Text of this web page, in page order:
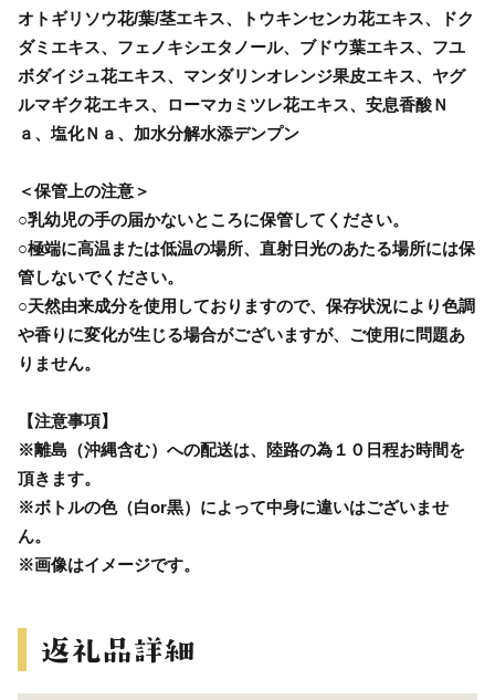
オトギリソウ花/葉/茎エキス、トウキンセンカ花エキス、ドク
ダミエキス、フェノキシエタノール、ブドウ葉エキス、フユ
ボダイジュ花エキス、マンダリンオレンジ果皮エキス、ヤグ
ルマギク花エキス、ローマカミツレ花エキス、安息香酸Ｎ
ａ、塩化Ｎａ、加水分解水添デンプン
＜保管上の注意＞
○乳幼児の手の届かないところに保管してください。
○極端に高温または低温の場所、直射日光のあたる場所には保
管しないでください。
○天然由来成分を使用しておりますので、保存状況により色調
や香りに変化が生じる場合がございますが、ご使用に問題あ
りません。
【注意事項】
※離島（沖縄含む）への配送は、陸路の為１０日程お時間を
頂きます。
※ボトルの色（白or黒）によって中身に違いはございませ
ん。
※画像はイメージです。